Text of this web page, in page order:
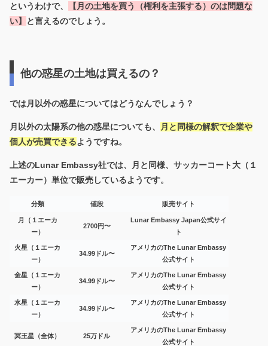
というわけで、
【月の土地を買う（権利を主張する）のは問題な
い】
と言えるのでしょう。
他の惑星の土地は買えるの？
では月以外の惑星についてはどうなんでしょう？
月以外の太陽系の他の惑星についても、
月と同様の解釈で企業や
個人が売買できるようですね。
上述のLunar Embassy社では、月と同様、サッカーコート大（１
エーカー）単位で販売しているようです。
分類 値段 販売サイト
月（１エーカ
ー）
2700円〜
Lunar Embassy Japan公式サイ
ト
火星（１エーカ
ー）
34.99ドル〜
アメリカのThe Lunar Embassy
公式サイト
金星（１エーカ
ー）
34.99ドル〜
アメリカのThe Lunar Embassy
公式サイト
水星（１エーカ
ー）
34.99ドル〜
アメリカのThe Lunar Embassy
公式サイト
冥王星（全体） 25万ドル
アメリカのThe Lunar Embassy
公式サイト